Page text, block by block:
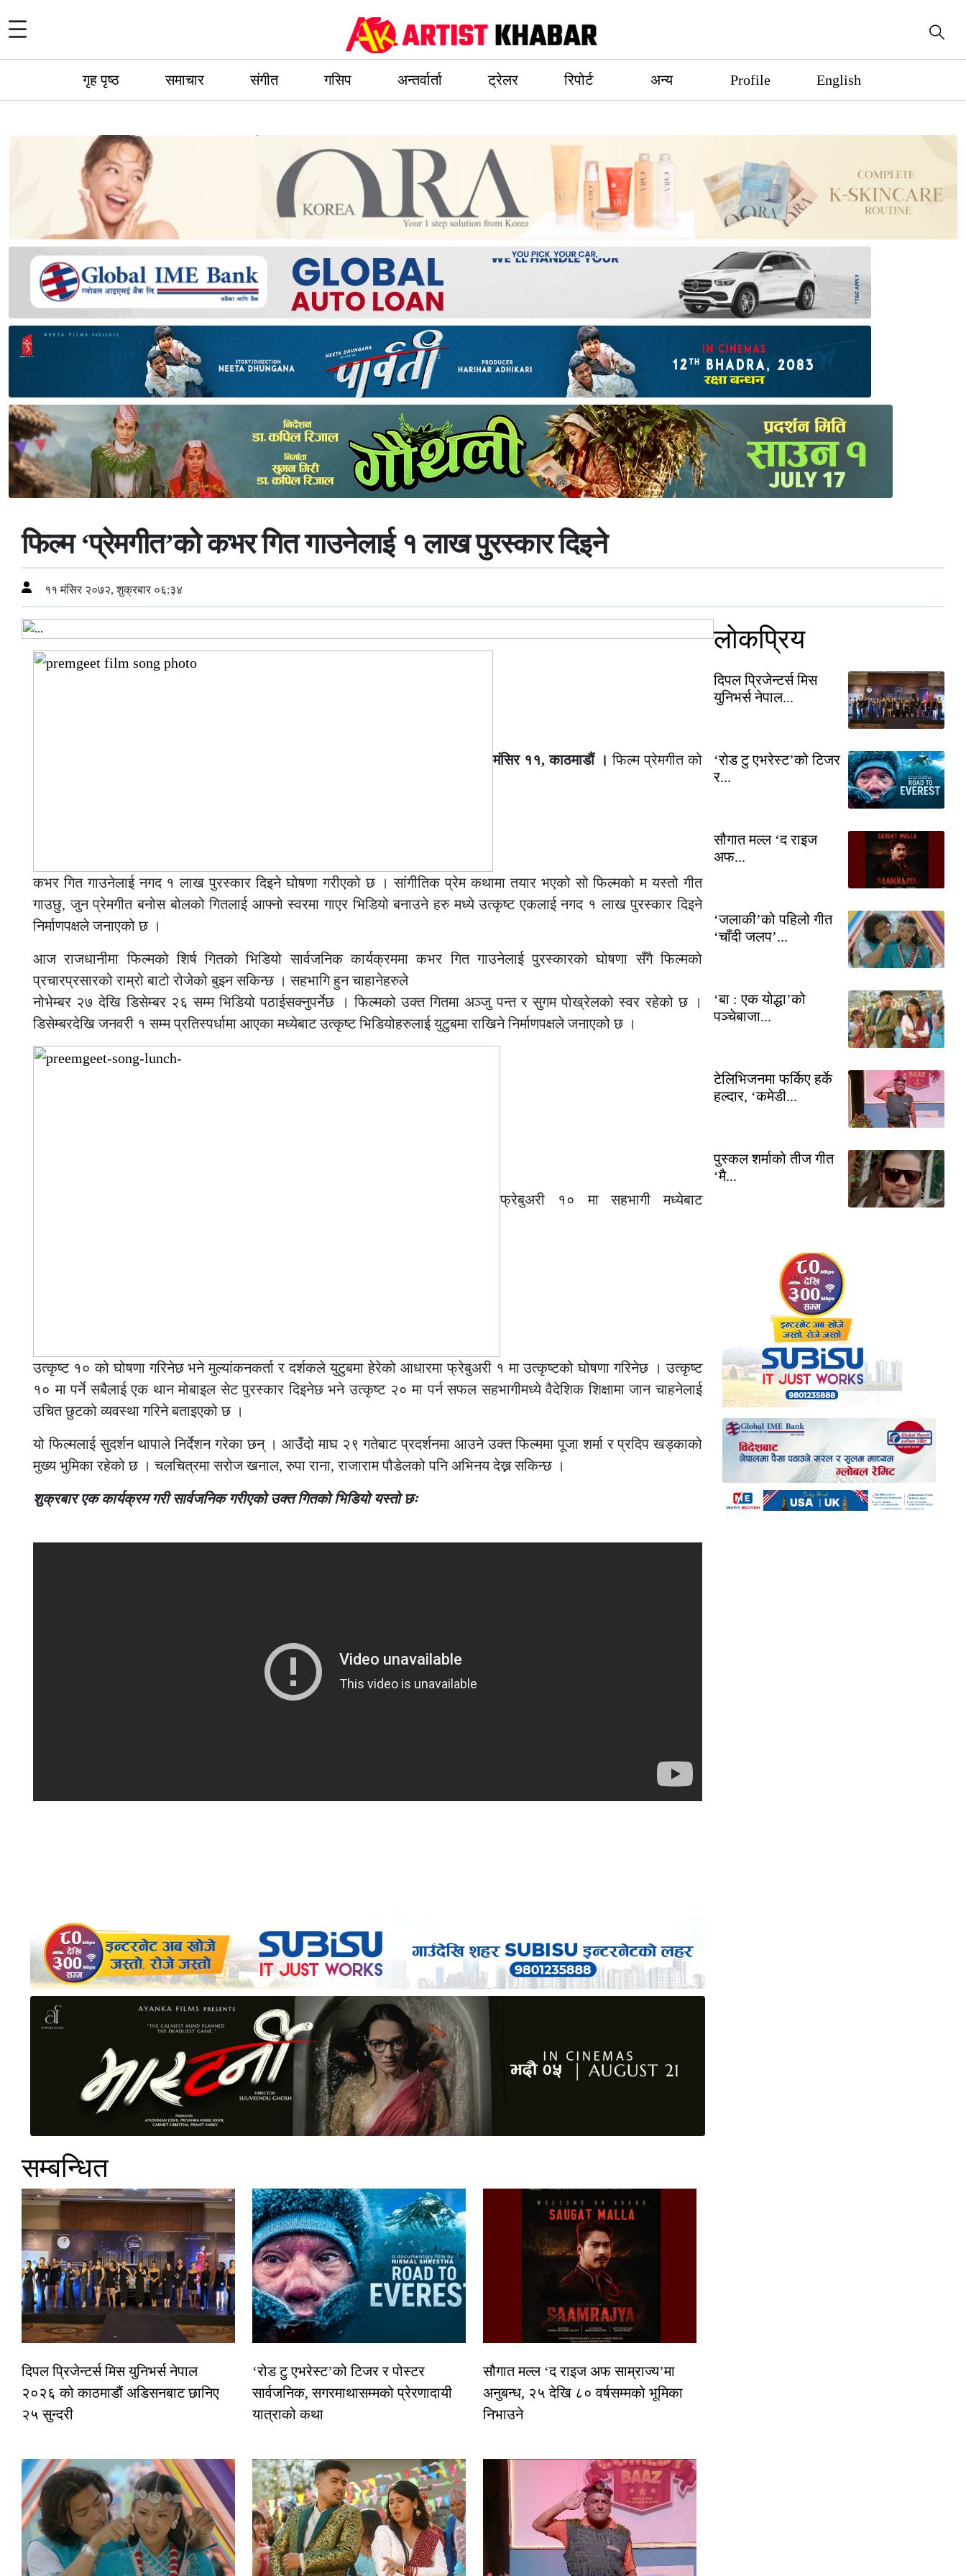
गृह पृष्ठ समाचार संगीत गसिप अन्तर्वार्ता ट्रेलर रिपोर्ट अन्य Profile English
फिल्म ‘प्रेमगीत’को कभर गित गाउनेलाई १ लाख पुरस्कार दिइने
११ मंसिर २०७२, शुक्रबार ०६:३४
मंसिर ११, काठमाडौं । फिल्म प्रेमगीत को
कभर गित गाउनेलाई नगद १ लाख पुरस्कार दिइने घोषणा गरीएको छ । सांगीतिक प्रेम कथामा तयार भएको सो फिल्मको म यस्तो गीत
गाउछु, जुन प्रेमगीत बनोस बोलको गितलाई आफ्नो स्वरमा गाएर भिडियो बनाउने हरु मध्ये उत्कृष्ट एकलाई नगद १ लाख पुरस्कार दिइने
निर्माणपक्षले जनाएको छ ।
आज राजधानीमा फिल्मको शिर्ष गितको भिडियो सार्वजनिक कार्यक्रममा कभर गित गाउनेलाई पुरस्कारको घोषणा सँगै फिल्मको
प्रचारप्रसारको राम्रो बाटो रोजेको बुझ्न सकिन्छ । सहभागि हुन चाहानेहरुले
नोभेम्बर २७ देखि डिसेम्बर २६ सम्म भिडियो पठाईसक्नुपर्नेछ । फिल्मको उक्त गितमा अञ्जु पन्त र सुगम पोख्रेलको स्वर रहेको छ ।
डिसेम्बरदेखि जनवरी १ सम्म प्रतिस्पर्धामा आएका मध्येबाट उत्कृष्ट भिडियोहरुलाई युटुबमा राखिने निर्माणपक्षले जनाएको छ ।
फ्रेबुअरी १० मा सहभागी मध्येबाट
उत्कृष्ट १० को घोषणा गरिनेछ भने मुल्यांकनकर्ता र दर्शकले युटुबमा हेरेको आधारमा फ्रेबुअरी १ मा उत्कृष्टको घोषणा गरिनेछ । उत्कृष्ट
१० मा पर्ने सबैलाई एक थान मोबाइल सेट पुरस्कार दिइनेछ भने उत्कृष्ट २० मा पर्न सफल सहभागीमध्ये वैदेशिक शिक्षामा जान चाहनेलाई
उचित छुटको व्यवस्था गरिने बताइएको छ ।
यो फिल्मलाई सुदर्शन थापाले निर्देशन गरेका छन् । आउँदो माघ २९ गतेबाट प्रदर्शनमा आउने उक्त फिल्ममा पूजा शर्मा र प्रदिप खड्काको
मुख्य भुमिका रहेको छ । चलचित्रमा सरोज खनाल, रुपा राना, राजाराम पौडेलको पनि अभिनय देख्न सकिन्छ ।
शुक्रबार एक कार्यक्रम गरी सार्वजनिक गरीएको उक्त गितको भिडियो यस्तो छः
सम्बन्धित
दिपल प्रिजेन्टर्स मिस युनिभर्स नेपाल
२०२६ को काठमाडौं अडिसनबाट छानिए
२५ सुन्दरी
‘रोड टु एभरेस्ट’को टिजर र पोस्टर
सार्वजनिक, सगरमाथासम्मको प्रेरणादायी
यात्राको कथा
सौगात मल्ल ‘द राइज अफ साम्राज्य’मा
अनुबन्ध, २५ देखि ८० वर्षसम्मको भूमिका
निभाउने
लोकप्रिय
दिपल प्रिजेन्टर्स मिस
युनिभर्स नेपाल...
‘रोड टु एभरेस्ट’को टिजर
र...
सौगात मल्ल ‘द राइज
अफ...
‘जलाकी’को पहिलो गीत
‘चाँदी जलप’...
‘बा : एक योद्धा’को
पञ्चेबाजा...
टेलिभिजनमा फर्किए हर्के
हल्दार, ‘कमेडी...
पुस्कल शर्माको तीज गीत
‘मै...